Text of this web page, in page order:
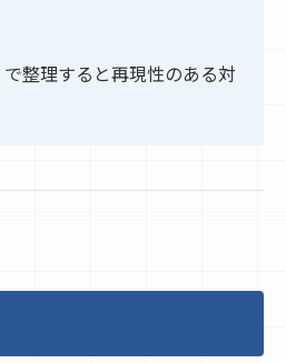
整理すると再現性のある対